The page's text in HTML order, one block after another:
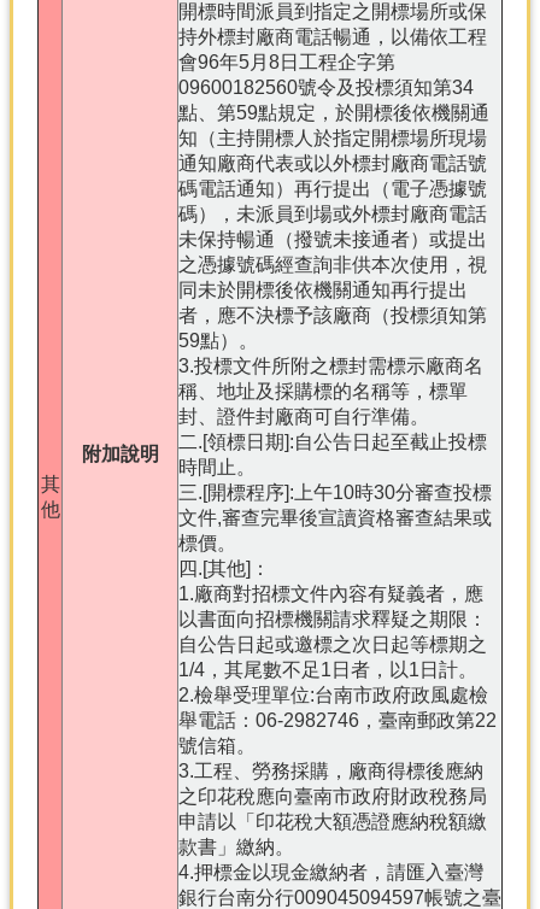
其
他
附加說明
開標時間派員到指定之開標場所或保
持外標封廠商電話暢通，以備依工程
會96年5月8日工程企字第
09600182560號令及投標須知第34
點、第59點規定，於開標後依機關通
知（主持開標人於指定開標場所現場
通知廠商代表或以外標封廠商電話號
碼電話通知）再行提出（電子憑據號
碼），未派員到場或外標封廠商電話
未保持暢通（撥號未接通者）或提出
之憑據號碼經查詢非供本次使用，視
同未於開標後依機關通知再行提出
者，應不決標予該廠商（投標須知第
59點）。
3.投標文件所附之標封需標示廠商名
稱、地址及採購標的名稱等，標單
封、證件封廠商可自行準備。
二.[領標日期]:自公告日起至截止投標
時間止。
三.[開標程序]:上午10時30分審查投標
文件,審查完畢後宣讀資格審查結果或
標價。
四.[其他]：
1.廠商對招標文件內容有疑義者，應
以書面向招標機關請求釋疑之期限：
自公告日起或邀標之次日起等標期之
1/4，其尾數不足1日者，以1日計。
2.檢舉受理單位:台南市政府政風處檢
舉電話：06-2982746，臺南郵政第22
號信箱。
3.工程、勞務採購，廠商得標後應納
之印花稅應向臺南市政府財政稅務局
申請以「印花稅大額憑證應納稅額繳
款書」繳納。
4.押標金以現金繳納者，請匯入臺灣
銀行台南分行009045094597帳號之臺